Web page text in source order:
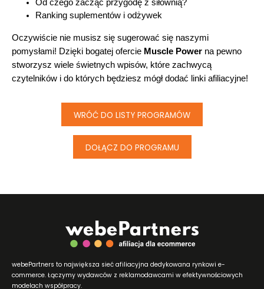
Od czego zacząć przygodę z siłownią?
Ranking suplementów i odżywek
Oczywiście nie musisz się sugerować się naszymi
pomysłami! Dzięki bogatej ofercie Muscle Power na pewno
stworzysz wiele świetnych wpisów, które zachwycą
czytelników i do których będziesz mógł dodać linki afiliacyjne!
WRÓĆ DO LISTY PROGRAMÓW
DOŁĄCZ DO PROGRAMU
webePartners to największa sieć afiliacyjna dedykowana rynkowi e-
commerce. Łączymy wydawców z reklamodawcami w efektywnościowych
modelach współpracy.